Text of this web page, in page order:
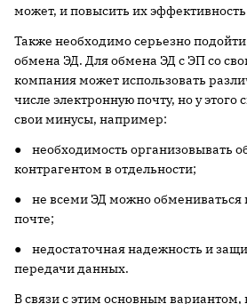
может, и повысить их
Также необходимо серьезно
обмена ЭД. Для обмена ЭД с ЭП со
компания может использовать
числе электронную почту, но у этого
свои минусы, например:
● необходимость организовывать
контрагентом в отдельности;
● не всеми ЭД можно обмениваться
почте;
● недостаточная надежность и
передачи данных.
В связи с этим основным вариантом,